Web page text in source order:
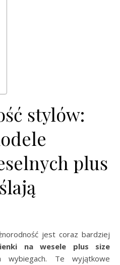
stylów:
plus
jest coraz bardziej
na wesele plus size
wybiegach. Te wyjątkowe